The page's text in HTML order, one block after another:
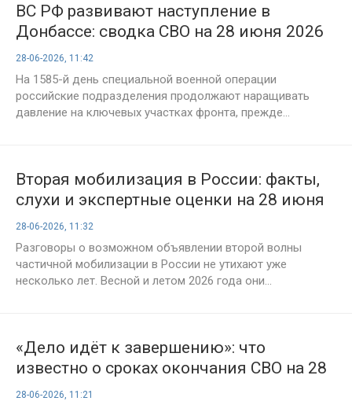
ВС РФ развивают наступление в
Донбассе: сводка СВО на 28 июня 2026
года, 1585-й день операции
28-06-2026, 11:42
На 1585-й день специальной военной операции
российские подразделения продолжают наращивать
давление на ключевых участках фронта, прежде...
Вторая мобилизация в России: факты,
слухи и экспертные оценки на 28 июня
2026 года
28-06-2026, 11:32
Разговоры о возможном объявлении второй волны
частичной мобилизации в России не утихают уже
несколько лет. Весной и летом 2026 года они...
«Дело идёт к завершению»: что
известно о сроках окончания СВО на 28
июня 2026 года
28-06-2026, 11:21